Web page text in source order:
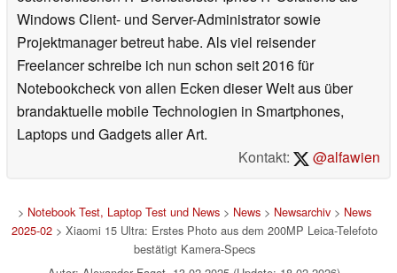
Windows Client- und Server-Administrator sowie
Projektmanager betreut habe. Als viel reisender
Freelancer schreibe ich nun schon seit 2016 für
Notebookcheck von allen Ecken dieser Welt aus über
brandaktuelle mobile Technologien in Smartphones,
Laptops und Gadgets aller Art.
Kontakt:
@alfawien
> Notebook Test, Laptop Test und News> News> Newsarchiv> News
2025-02> Xiaomi 15 Ultra: Erstes Photo aus dem 200MP Leica-Telefoto
bestätigt Kamera-Specs